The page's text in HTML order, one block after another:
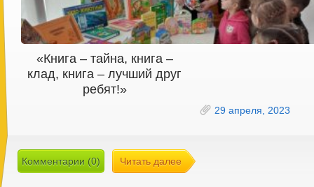
«Книга – тайна, книга –
клад, книга – лучший друг
ребят!»
29 апреля, 2023
Комментарии (0) Читать далее